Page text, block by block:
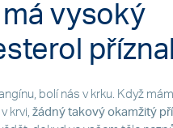
vysoký
bolí nás v krku. Když
krvi, žádný takový okamžitý